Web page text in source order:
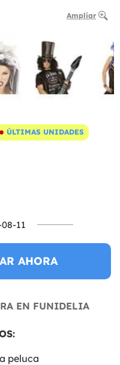
Ampliar
ÚLTIMAS UNIDADES
08-11
AHORA
EN FUNIDELIA
peluca